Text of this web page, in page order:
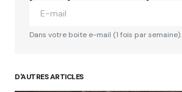
Dans votre boite e-mail (1 fois par semaine).
D'AUTRES ARTICLES